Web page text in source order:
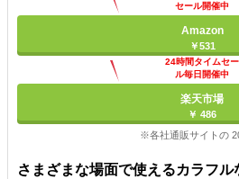
セール開催中
Amazon
￥531
24時間タイムセー
ル毎日開催中
楽天市場
￥ 486
※各社通販サイトの
さまざまな場面で使えるカラフル